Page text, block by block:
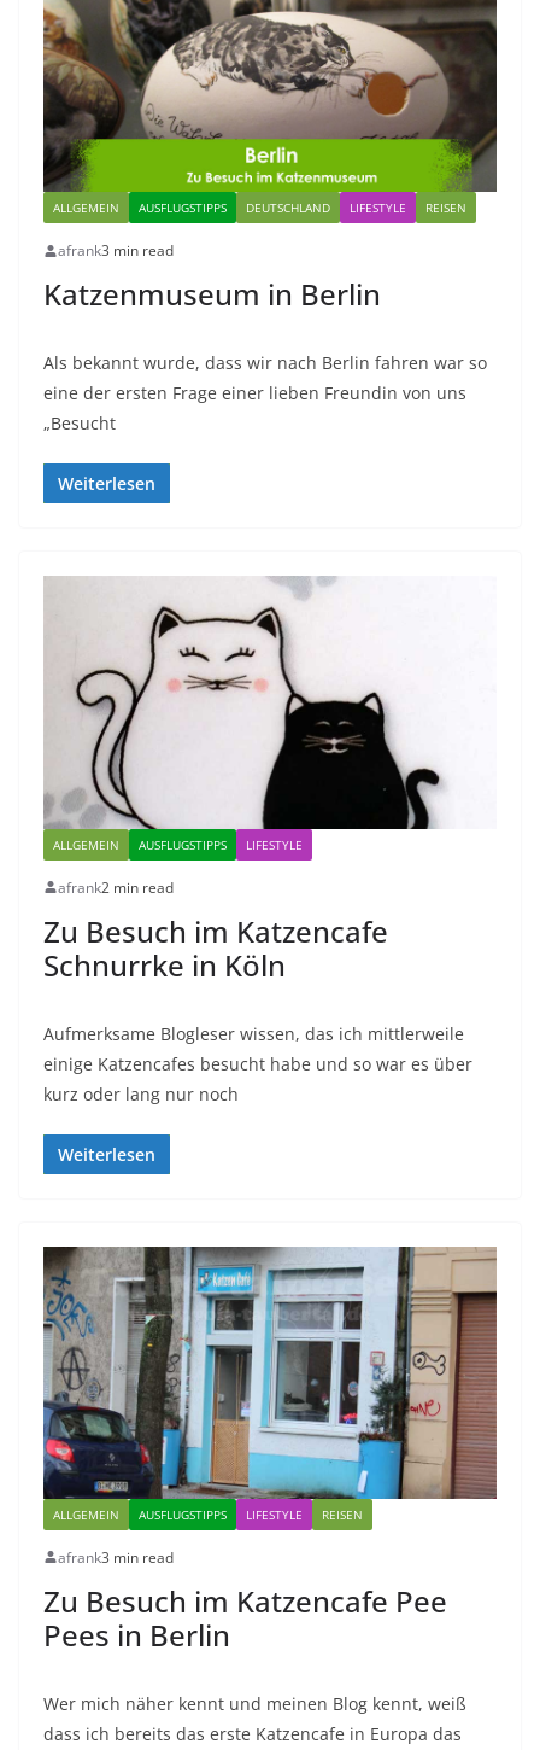
ALLGEMEIN AUSFLUGSTIPPS DEUTSCHLAND LIFESTYLE REISEN
afrank3 min read
Katzenmuseum in Berlin
Als bekannt wurde, dass wir nach Berlin fahren war so
eine der ersten Frage einer lieben Freundin von uns
„Besucht
Weiterlesen
ALLGEMEIN AUSFLUGSTIPPS LIFESTYLE
afrank2 min read
Zu Besuch im Katzencafe
Schnurrke in Köln
Aufmerksame Blogleser wissen, das ich mittlerweile
einige Katzencafes besucht habe und so war es über
kurz oder lang nur noch
Weiterlesen
ALLGEMEIN AUSFLUGSTIPPS LIFESTYLE REISEN
afrank3 min read
Zu Besuch im Katzencafe Pee
Pees in Berlin
Wer mich näher kennt und meinen Blog kennt, weiß
dass ich bereits das erste Katzencafe in Europa das